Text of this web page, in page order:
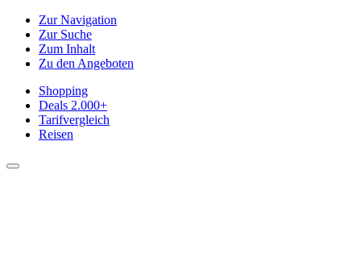
Zur Navigation
Zur Suche
Zum Inhalt
Zu den Angeboten
Shopping
Deals 2.000+
Tarifvergleich
Reisen